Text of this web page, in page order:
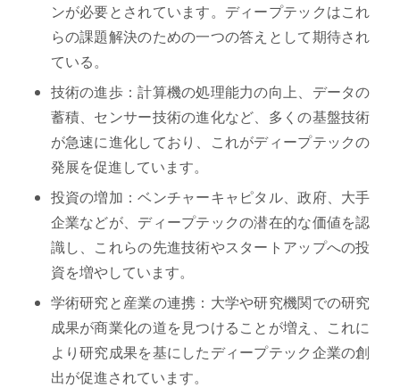
ンが必要とされています。ディープテックはこれ
らの課題解決のための一つの答えとして期待され
ている。
技術の進歩：計算機の処理能力の向上、データの
蓄積、センサー技術の進化など、多くの基盤技術
が急速に進化しており、これがディープテックの
発展を促進しています。
投資の増加：ベンチャーキャピタル、政府、大手
企業などが、ディープテックの潜在的な価値を認
識し、これらの先進技術やスタートアップへの投
資を増やしています。
学術研究と産業の連携：大学や研究機関での研究
成果が商業化の道を見つけることが増え、これに
より研究成果を基にしたディープテック企業の創
出が促進されています。